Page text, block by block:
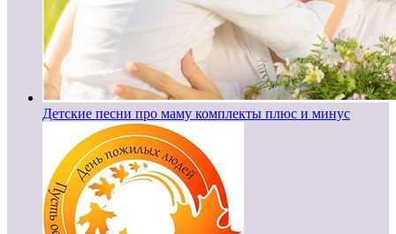
Детские песни про маму комплекты плюс и минус